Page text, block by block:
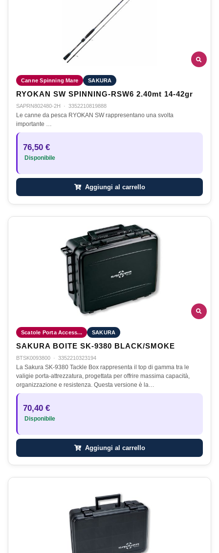
Canne Spinning Mare SAKURA
RYOKAN SW SPINNING-RSW6 2.40mt 14-42gr
SAPRN802480-2H · 3352210819888
Le canne da pesca RYOKAN SW rappresentano una svolta
importante …
76,50 €
Disponibile
Aggiungi al carrello
Scatole Porta Access... SAKURA
SAKURA BOITE SK-9380 BLACK/SMOKE
BTSK0093800 · 3352210323194
La Sakura SK-9380 Tackle Box rappresenta il top di gamma tra le
valigie porta-attrezzatura, progettata per offrire massima capacità,
organizzazione e resistenza. Questa versione è la…
70,40 €
Disponibile
Aggiungi al carrello